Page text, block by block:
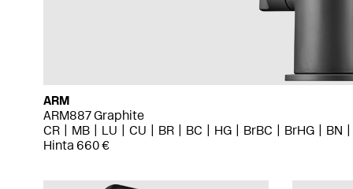
ARM
ARM887 Graphite
CR
MB LU CU BR BC HG BrBC BrHG
BN
Hinta 660 €